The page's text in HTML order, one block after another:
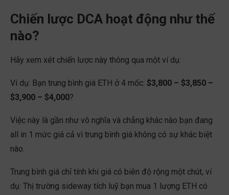
Chiến lược DCA hoạt động như thế
nào?
Hãy xem xét chiến lược này thông qua một ví dụ:
Ví dụ: Bạn trung bình giá ETH ở 4 mốc: $3,800 – $3,850 –
$3,900 – $4,000?
Việc này là gần như vô nghĩa và chẳng khác nào bạn đang
all in 1 mức giá cả vì trung bình giá không có sự khác biệt
nào.
Trung bình giá chỉ tính khi giá có biên độ rộng một chút, ví
dụ: Thị trường sideway tích luỹ bạn mua 1 lượng ETH có